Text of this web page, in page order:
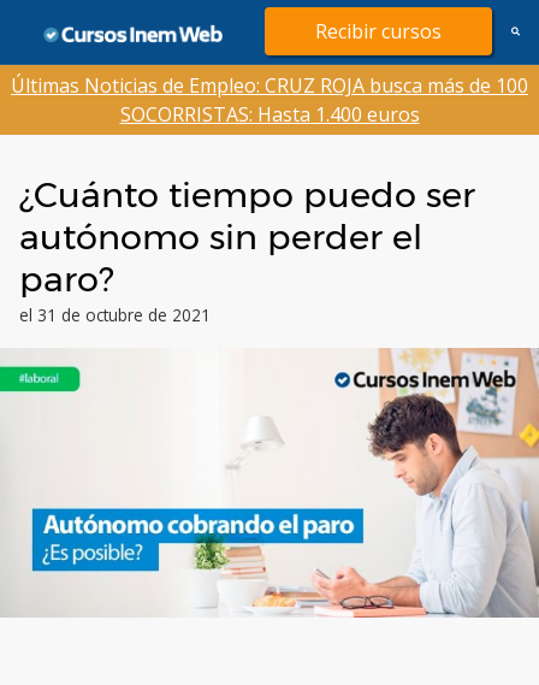
contenido
Recibir cursos
Últimas Noticias de Empleo: CRUZ ROJA busca más de 100
SOCORRISTAS: Hasta 1.400 euros
¿Cuánto tiempo puedo ser
autónomo sin perder el
paro?
el 31 de octubre de 2021